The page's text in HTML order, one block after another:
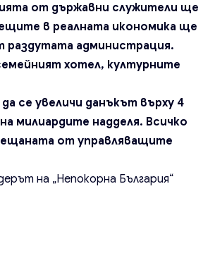
от държавни служители ще
в реалната икономика ще
раздутата администрация.
хотел, културните
се увеличи данъкът върху 4
милиардите надделя. Всичко
от управляващите
на „Непокорна България“